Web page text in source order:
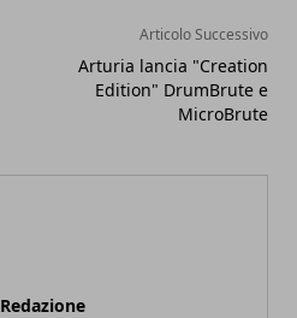
Articolo Successivo
Arturia lancia "Creation
Edition" DrumBrute e
MicroBrute
Redazione